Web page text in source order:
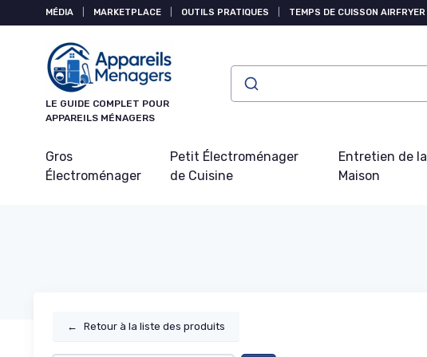
MÉDIA MARKETPLACE OUTILS PRATIQUES TEMPS DE CUISSON AIRFRYER
LE GUIDE COMPLET POUR
APPAREILS MÉNAGERS
Gros
Électroménager
Petit Électroménager
de Cuisine
Entretien de la
Maison
← Retour à la liste des produits
Panneau de gestion des cookies